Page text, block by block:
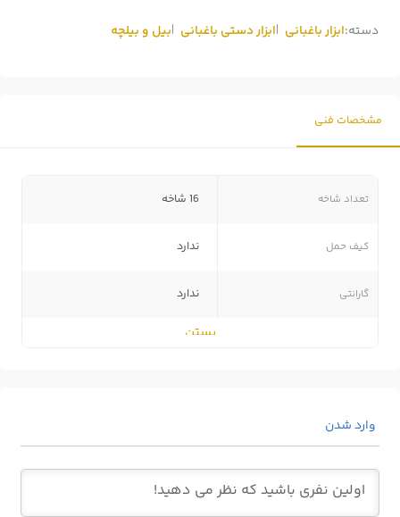
دسته:ابزار باغبانی ابزار دستی باغبانی بیل و بیلچه
مشخصات فنی
تعداد شاخه 16 شاخه
کیف حمل ندارد
گارانتی ندارد
بستن
وارد شدن